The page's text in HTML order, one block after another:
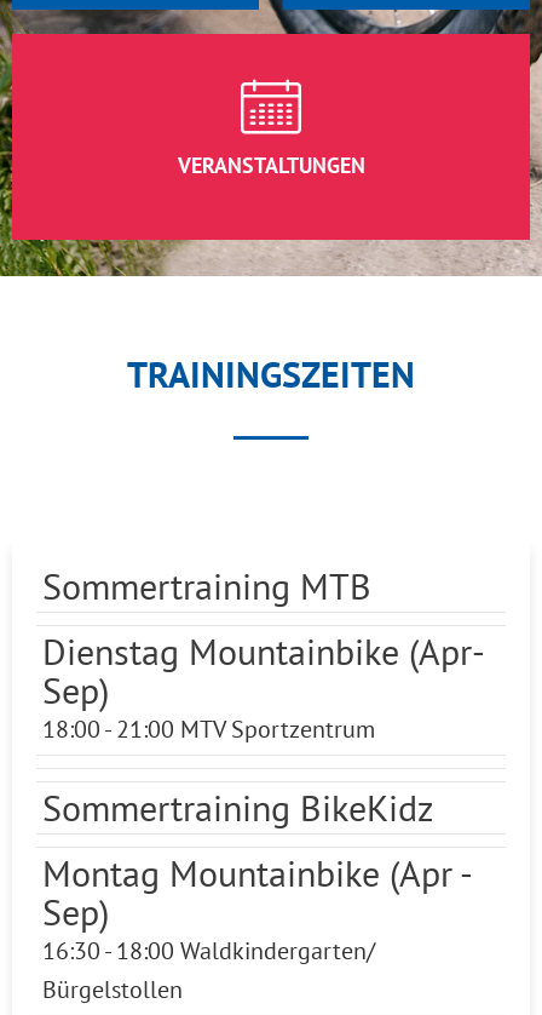
VERANSTALTUNGEN
TRAININGSZEITEN
Sommertraining MTB
Dienstag Mountainbike (Apr-
Sep)
18:00 - 21:00 MTV Sportzentrum
Sommertraining BikeKidz
Montag Mountainbike (Apr -
Sep)
16:30 - 18:00 Waldkindergarten/
Bürgelstollen